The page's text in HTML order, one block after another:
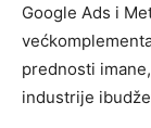
Google Ads i
već
prednosti
industrije